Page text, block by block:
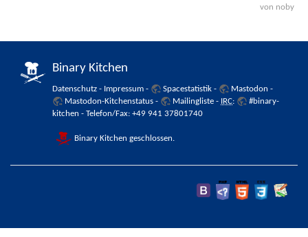
von noby
Binary Kitchen
Datenschutz - Impressum - Spacestatistik - Mastodon -
Mastodon-Kitchenstatus - Mailingliste - IRC:
#binary-
kitchen - Telefon/Fax: +49 941 37801740
Binary Kitchen geschlossen.